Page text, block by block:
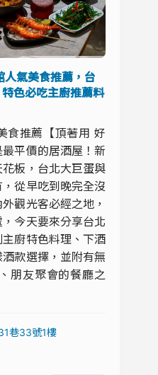
人氣美食推薦，台
色必吃主廚推薦料
食推薦【頂著用 好
平價的居酒屋！新
板，台北大巨蛋與
從早吃到晚完全沒
觀光客必經之地，
今天要來分享台北
廚特色料理、下酒
款選擇，並附有無
朋友聚會的餐廳之
巷33號1樓